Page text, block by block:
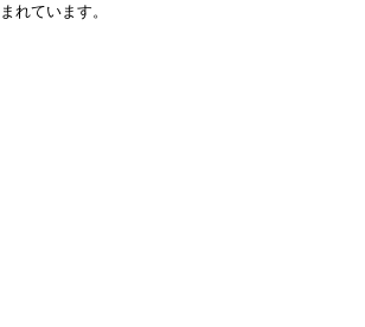
れています。